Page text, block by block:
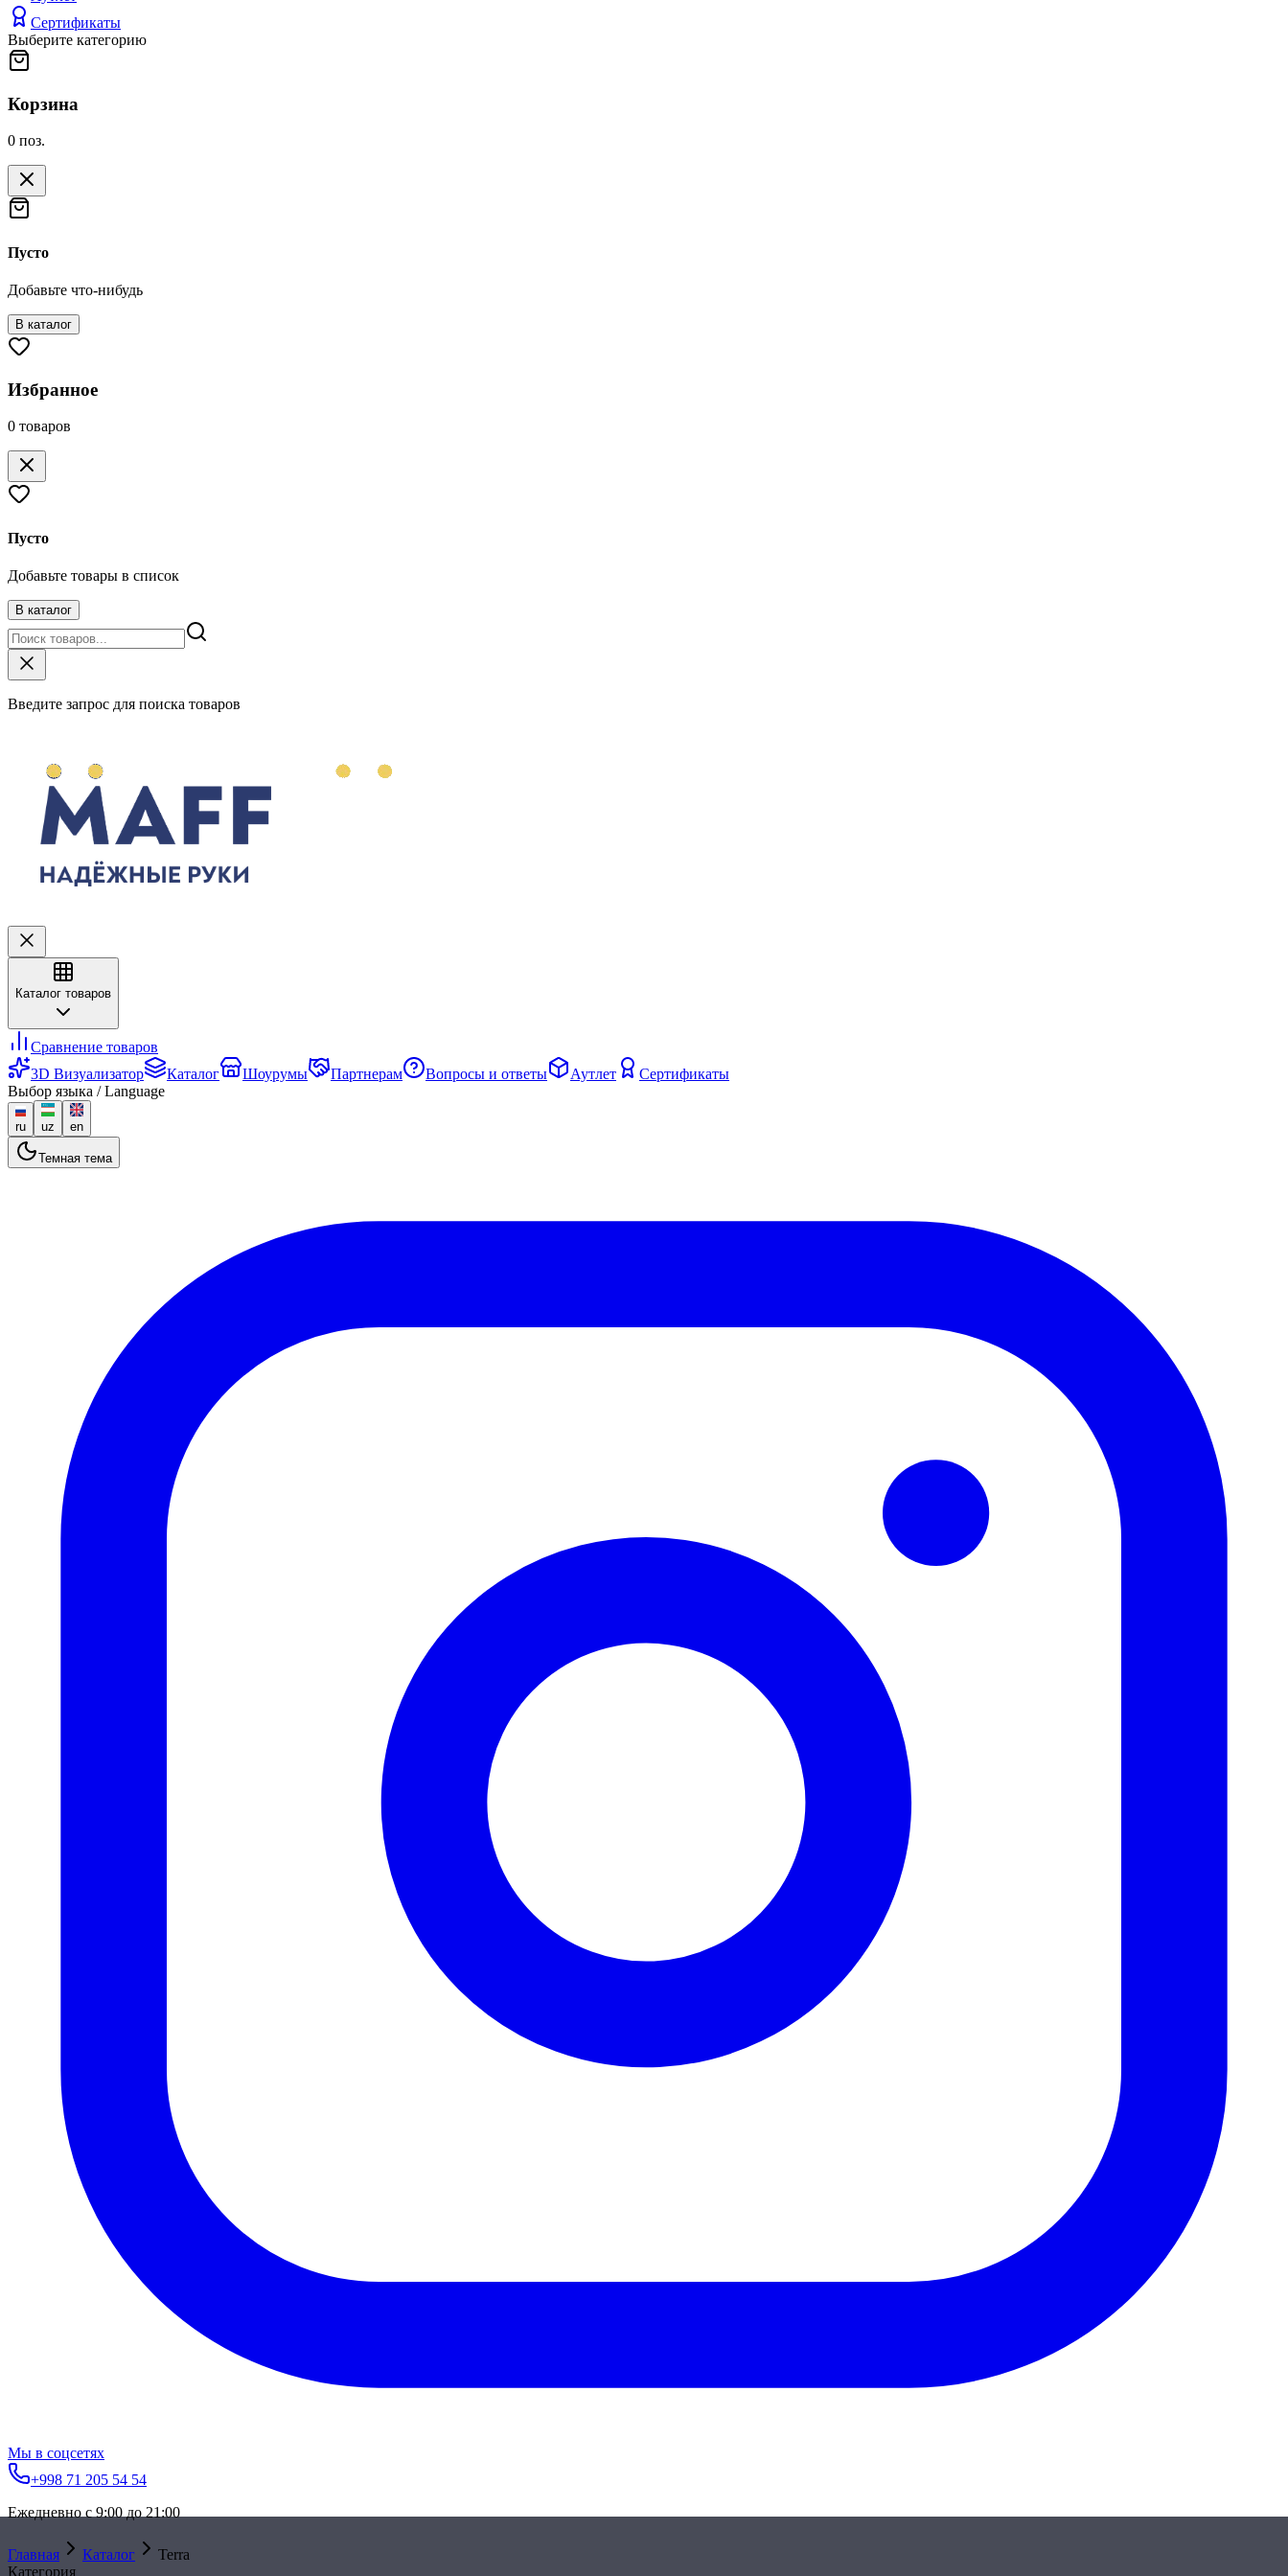
Сертификаты
Выберите категорию
Корзина
0 поз.
Пусто
Добавьте что-нибудь
В каталог
Избранное
0 товаров
Пусто
Добавьте товары в список
В каталог
Введите запрос для поиска товаров
Каталог товаров
Сравнение товаров
3D Визуализатор
Каталог Шоурумы Партнерам Вопросы и ответы Аутлет
Сертификаты
Выбор языка / Language
ru uz en
Темная тема
Мы в соцсетях
+998 71 205 54 54
Ежедневно с 9:00 до 21:00
Главная Каталог
Terra
Категория